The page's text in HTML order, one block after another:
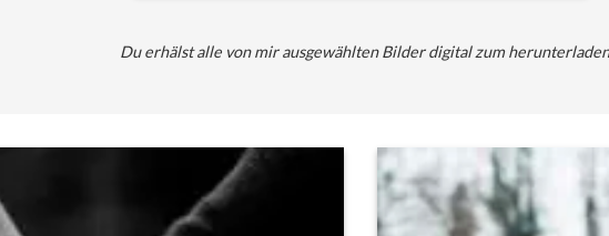
Du erhälst alle von mir ausgewählten Bilder digital zum